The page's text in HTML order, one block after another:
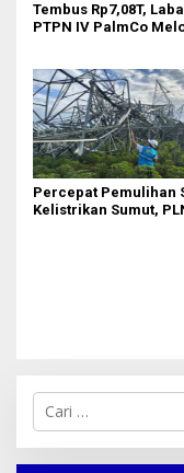
Tembus Rp7,08T,
PTPN IV PalmCo
Efisiensi
Percepat Pemulihan
Kelistrikan Sumut,
C
i